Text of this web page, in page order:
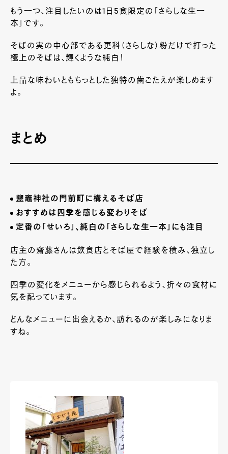
もう一つ、注目したいのは1日5食限定の「さらしな生一
本」です。
そばの実の中心部である更科（さらしな）粉だけで打った
極上のそばは、輝くような純白！
上品な味わいともちっとした独特の歯ごたえが楽しめます
よ。
まとめ
鹽竈神社の門前町に構えるそば店
おすすめは四季を感じる変わりそば
定番の「せいろ」、純白の「さらしな生一本」にも注目
店主の齋藤さんは飲食店とそば屋で経験を積み、独立し
た方。
四季の変化をメニューから感じられるよう、折々の食材に
気を配っています。
どんなメニューに出会えるか、訪れるのが楽しみになりま
すね。